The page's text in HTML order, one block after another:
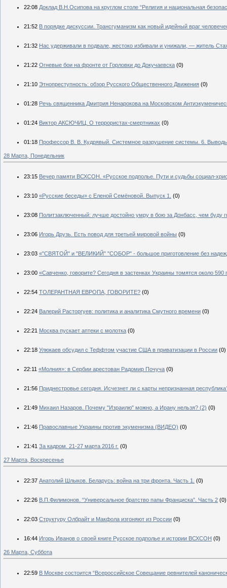
22:08 Доклад В.Н.Осипова на круглом столе “Религия и национальная
21:52 В порядке дискуссии. Трансгуманизм как новый идейный враг
21:32 Нас удерживали в подвале, жестоко избивали и унижали, — житель
21:22 Огневые бои на фронте от Горловки до Докучаевска (0)
21:10 Этнопреступность: обзор Русского Общественного Движения (0)
01:28 Речь священника Дмитрия Ненарокова на Московском
01:24 Виктор АКСЮЧИЦ. О террористах-смертниках (0)
01:18 Профессор В. В. Кудрявый. Системное разрушение системы. 6.
28 Марта, Понедельник
23:15 Вечер памяти ВСХСОН. «Русское подполье. Пути и судьбы социал-
23:10 «Русские беседы» с Еленой Семёновой. Выпуск 1. (0)
23:08 Политзаключенный: лучше достойно умру в бою за Донбасс, чем буду
23:06 Игорь Друзь. Есть повод для третьей мировой войны (0)
23:03 «"СВЯТОЙ" и "ВЕЛИКИЙ" "СОБОР" - большое приготовление без
23:00 «Савченко, говорите? Сегодня в застенках Украины томятся около 590
22:54 ТОЛЕРАНТНАЯ ЕВРОПА, ГОВОРИТЕ? (0)
22:24 Валерий Расторгуев: политика и аналитика Смутного времени (0)
22:21 Москва пускает аптеки с молотка (0)
22:18 Улюкаев обсудил с Теффтом участие США в приватизации в России (0)
22:11 «Молния»: в Сербии арестован Радомир Почуча (0)
21:56 Приднестровье сегодня. Исчезнет ли с карты непризнанная
21:49 Михаил Назаров. Почему "Израилю" можно, а Ирану нельзя? (2) (0)
21:46 Православные Украины против экуменизма (ВИДЕО) (0)
21:41 За кадром. 21-27 марта 2016 г. (0)
27 Марта, Воскресенье
22:37 Анатолий Шлыков. Беларусь: война на три фронта. Часть 1. (0)
22:26 В.П.Филимонов. “Универсальное братство папы Франциска”. Часть 2 (0)
22:03 Структуру Олбрайт и Макфола изгоняют из России (0)
16:44 Игорь Иванов о своей книге Русское подполье и истории ВСХСОН (0)
26 Марта, Суббота
22:59 В Москве состоится “Всероссийское Совещание ревнителей